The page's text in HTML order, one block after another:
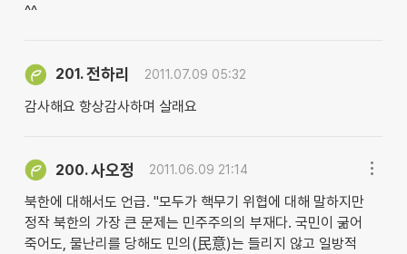
^^
201.전하리 2011.07.09 05:32
감사해요 항상감사하며 살래요
200.사오정 2011.06.09 21:14
북한에 대해서도 언급. "모두가 핵무기 위협에 대해 말하지만
정작 북한의 가장 큰 문제는 민주주의의 부재다. 국민이 굶어
죽어도, 물난리를 당해도 민의(民意)는 들리지 않고 일방적